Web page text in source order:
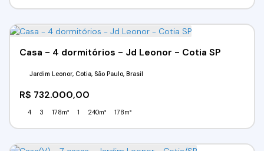
Casa - 4 dormitórios - Jd Leonor - Cotia SP
R$ 732.000,00
Jardim Leonor, Cotia, São Paulo, Brasil
4 3 178m² 1 240m² 178m²